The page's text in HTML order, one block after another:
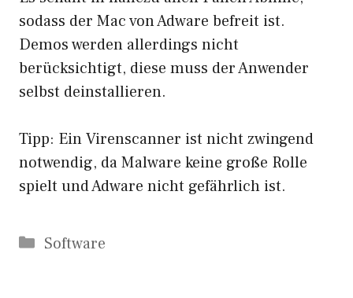
sodass der Mac von Adware befreit ist.
Demos werden allerdings nicht
berücksichtigt, diese muss der Anwender
selbst deinstallieren.
Tipp: Ein Virenscanner ist nicht zwingend
notwendig, da Malware keine große Rolle
spielt und Adware nicht gefährlich ist.
Kategorien
Software